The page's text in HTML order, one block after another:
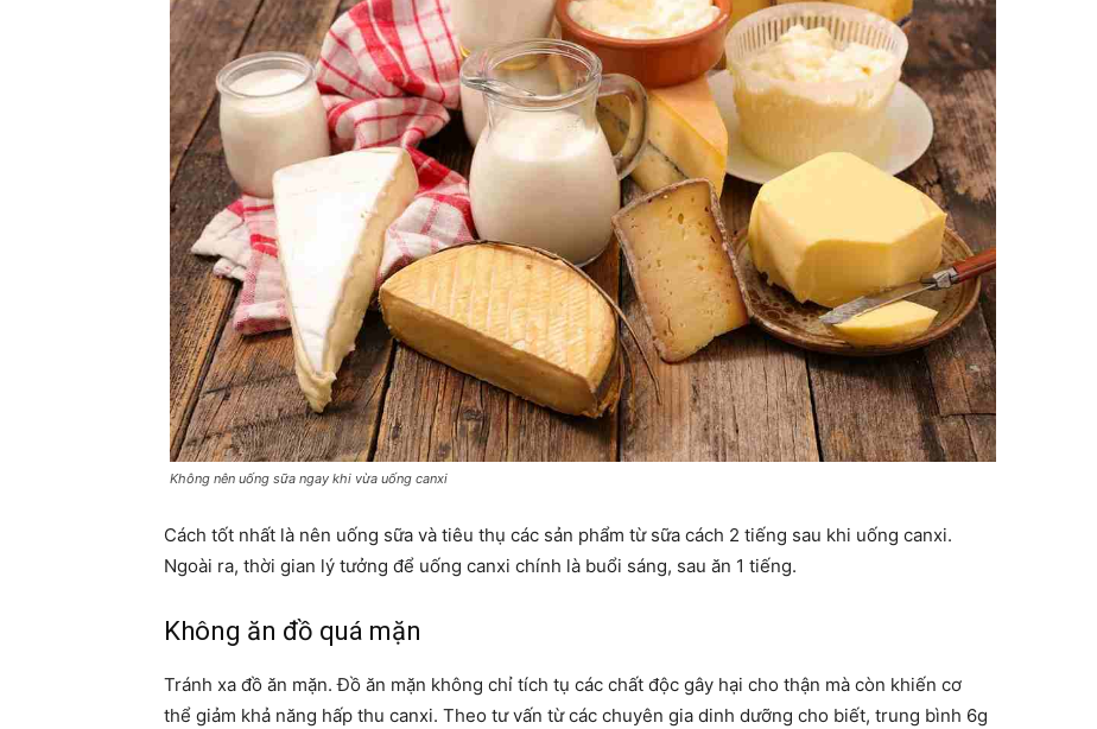
Không nên uống sữa ngay khi vừa uống canxi
Cách tốt nhất là nên uống sữa và tiêu thụ các sản phẩm từ sữa cách 2 tiếng sau khi uống canxi.
Ngoài ra, thời gian lý tưởng để uống canxi chính là buổi sáng, sau ăn 1 tiếng.
Không ăn đồ quá mặn
Tránh xa đồ ăn mặn. Đồ ăn mặn không chỉ tích tụ các chất độc gây hại cho thận mà còn khiến cơ
thể giảm khả năng hấp thu canxi. Theo tư vấn từ các chuyên gia dinh dưỡng cho biết, trung bình 6g